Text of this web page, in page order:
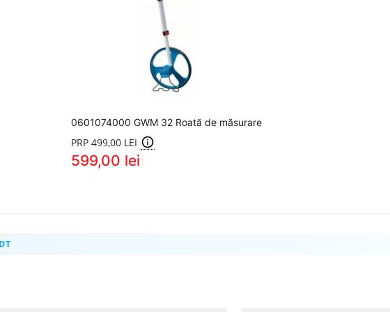
0601074000 GWM 32 Roată de măsurare
PRP 499,00 LEI
599,00 lei
Identificarea Traseelor Ascunse